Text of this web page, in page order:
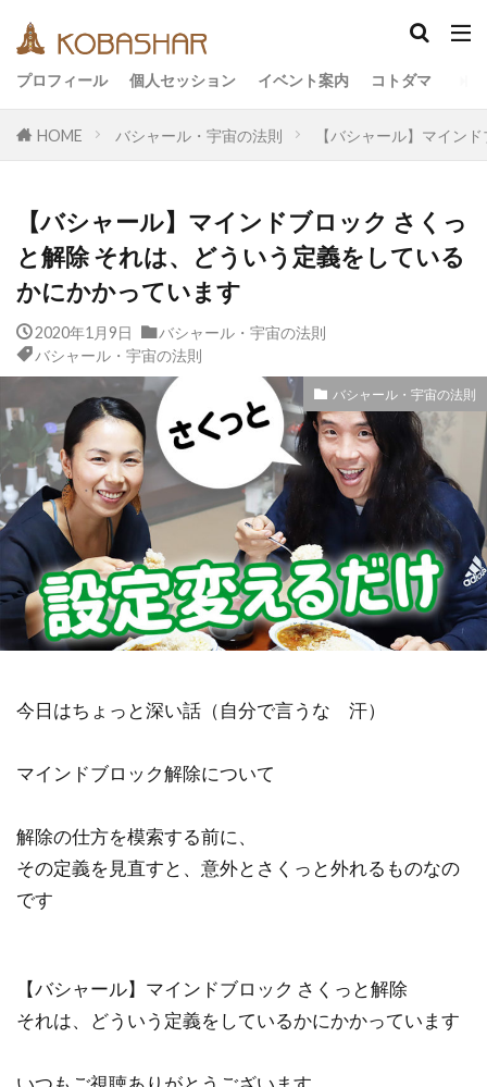
プロフィール 個人セッション イベント案内 コトダマ
HOME バシャール・宇宙の法則 【バシャール】マイン
【バシャール】マインドブロック さくっ
と解除 それは、どういう定義をしている
かにかかっています
2020年1月9日
バシャール・宇宙の法則
バシャール・宇宙の法則
バシャール・宇宙の法則
今日はちょっと深い話（自分で言うな 汗）
マインドブロック解除について
解除の仕方を模索する前に、
その定義を見直すと、意外とさくっと外れるものなの
です
【バシャール】マインドブロック さくっと解除
それは、どういう定義をしているかにかかっています
カテゴリー
アーティスト
イベント
イヤシロチ
エコ
オフグリッド
キールタン
デトックス
バシャール・宇宙の法則
メッセージ
ヨガ
リトリート
友人
合宿 名古屋 地底人
子供
宇宙人
岐阜 引き寄せの法則
断食
沖縄 満月
石川県
祓い
覚醒の学校 農業
金沢市
鎮魂
非二元
検索